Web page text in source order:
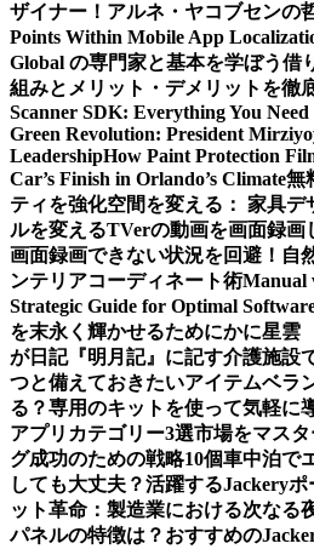
ザイナー！アルネ・ヤコブセンの
Points Within Mobile App
Global の専門家と基本を学ぼう借
組みとメリット・デメリットを徹
Scanner SDK: Everything You
Green Revolution: President
LeadershipHow Paint Protection
Car’s Finish in Orlando’s Climate無
ティを強化空間を変える： 家具デ
ルを変えるTVerの動画を画面録画
画面録画できない状況を回避！ 自
ンテリアコーディネート術Manual
Strategic Guide for Optimal
を末永く輝かせるためにかに星雲
が日記『明月記』に記す介護施設
つと備えておきたいアイテムベラ
る？専用のキットを使って気軽に
アプリカテゴリー3選市場をマス
グ成功のための戦略10個車中泊で
しても大丈夫？活躍するJackery
ット革命：製造業における次なる
パネルの特徴は？おすすめの